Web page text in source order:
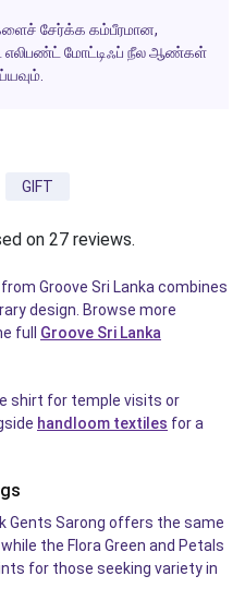
சேர்க்க கம்பீரமான,
எலிபண்ட் மோட்டிஃப் நீல ஆண்கள்
GIFT
on 27 reviews.
Groove Sri Lanka combines
design. Browse more
full Groove Sri Lanka
shirt for temple visits or
handloom textiles for a
Gents Sarong offers the same
the Flora Green and Petals
for those seeking variety in